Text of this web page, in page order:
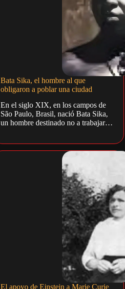
Bata Sika, el hombre al que
obligaron a poblar una ciudad
En el siglo XIX, en los campos de
São Paulo, Brasil, nació Bata Sika,
un hombre destinado no a trabajar…
El apoyo de Einstein a Marie Curie